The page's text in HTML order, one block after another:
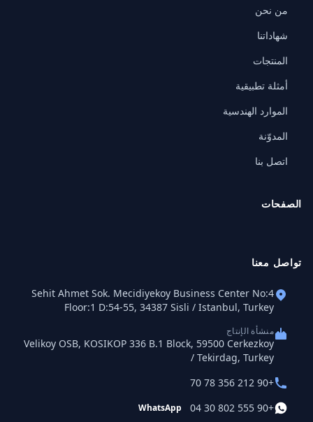
من نحن
شهاداتنا
المنتجات
أمثلة تطبيقية
الموارد الهندسية
المدوّنة
اتصل بنا
الصفحات
تواصل معنا
Sehit Ahmet Sok. Mecidiyekoy Business Center No:4
Floor:1 D:54-55, 34387 Sisli / Istanbul, Turkey
منشأة الإنتاج
Velikoy OSB, KOSIKOP 336 B.1 Block, 59500 Cerkezkoy
/ Tekirdag, Turkey
+90 212 356 78 70
+90 555 802 30 04
WhatsApp